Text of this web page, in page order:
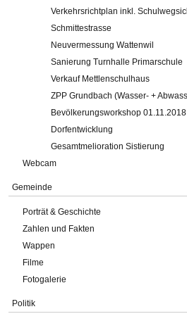
Impressum
Verkehrsrichtplan inkl.
Schmittestrasse
Neuvermessung Wattenwil
Sanierung Turnhalle Primarschule
Verkauf Mettlenschulhaus
ZPP Grundbach (Wasser- +
Bevölkerungsworkshop 01.11.2018
Dorfentwicklung
Gesamtmelioration Sistierung
Webcam
Gemeinde
Porträt & Geschichte
Zahlen und Fakten
Wappen
Filme
Fotogalerie
Politik